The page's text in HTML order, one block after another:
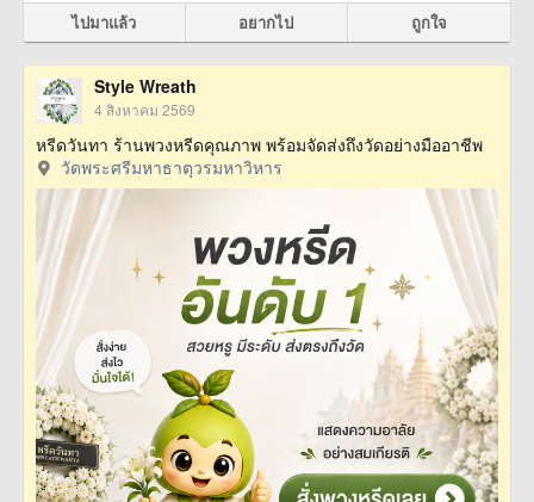
ไปมาแล้ว อยากไป ถูกใจ
Style Wreath
4 สิงหาคม 2569
หรีดวันทา ร้านพวงหรีดคุณภาพ พร้อมจัดส่งถึงวัดอย่างมืออาชีพ
วัดพระศรีมหาธาตุวรมหาวิหาร